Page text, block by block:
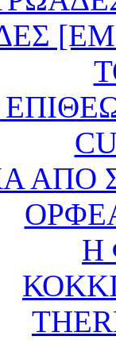
ΑΠΟ
Η